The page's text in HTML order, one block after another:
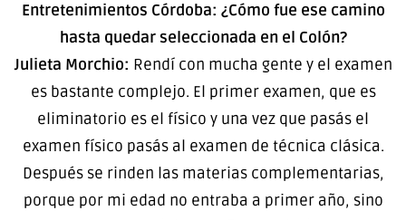
Entretenimientos Córdoba: ¿Cómo fue ese camino
hasta quedar seleccionada en el Colón?
Julieta Morchio: Rendí con mucha gente y el examen
es bastante complejo. El primer examen, que es
eliminatorio es el físico y una vez que pasás el
examen físico pasás al examen de técnica clásica.
Después se rinden las materias complementarias,
porque por mi edad no entraba a primer año, sino